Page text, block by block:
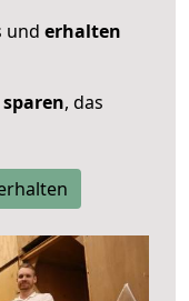
und erhalten
, das